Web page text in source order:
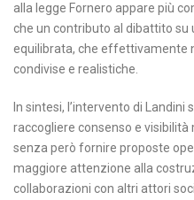
alla legge Fornero appare più
che un contributo al dibattito
equilibrata, che effettivamente
condivise e realistiche.
In sintesi, l’intervento di
raccogliere consenso e
senza però fornire proposte
maggiore attenzione alla
collaborazioni con altri attori